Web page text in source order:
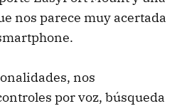
nos parece muy acertada
nos
por voz, búsqueda